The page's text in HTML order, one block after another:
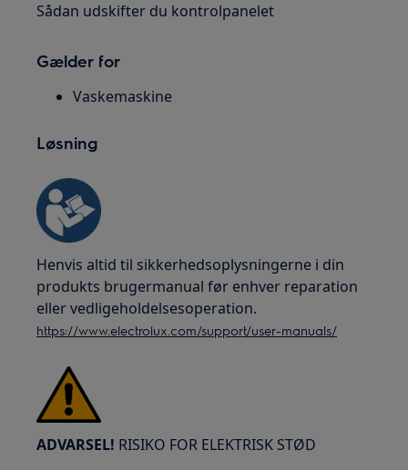
Sådan udskifter du kontrolpanelet
Gælder for
Vaskemaskine
Løsning
Henvis altid til sikkerhedsoplysningerne i din
produkts brugermanual før enhver reparation
eller vedligeholdelsesoperation.
https://www.electrolux.com/support/user-manuals/
ADVARSEL! RISIKO FOR ELEKTRISK STØD